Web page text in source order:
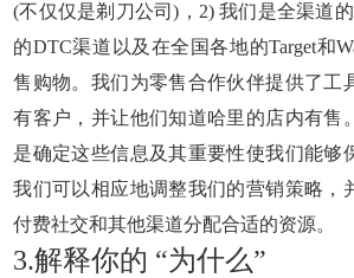
(不仅仅是剃刀公司)，2) 我们是全渠道
的DTC渠道以及在全国各地的Target和
售购物。我们为零售合作伙伴提供了工
有客户，并让他们知道哈里的店内有售
是确定这些信息及其重要性使我们能够
我们可以相应地调整我们的营销策略，
付费社交和其他渠道分配合适的资源。
3.解释你的 “为什么”